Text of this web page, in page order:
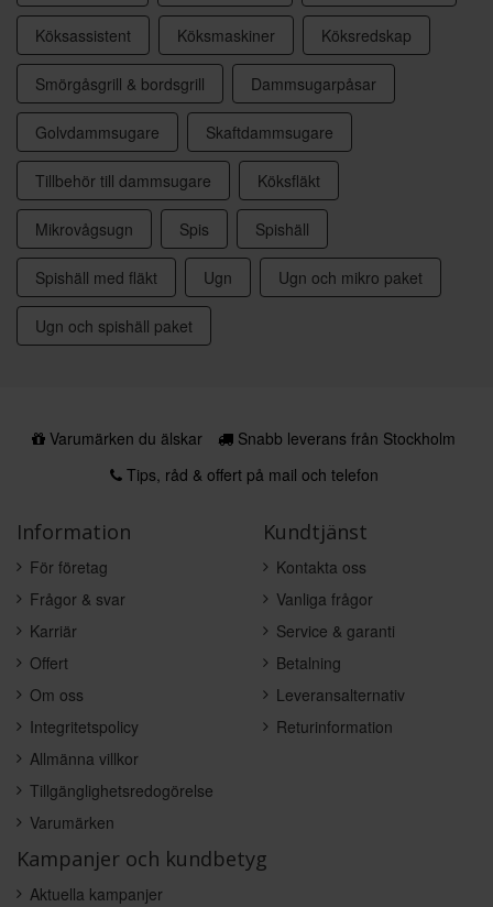
Köksassistent Köksmaskiner Köksredskap
Smörgåsgrill & bordsgrill Dammsugarpåsar
Golvdammsugare Skaftdammsugare
Tillbehör till dammsugare Köksfläkt
Mikrovågsugn Spis Spishäll
Spishäll med fläkt Ugn Ugn och mikro paket
Ugn och spishäll paket
Varumärken du älskar
Snabb leverans från Stockholm
Tips, råd & offert på mail och telefon
Information
För företag
Frågor & svar
Karriär
Offert
Om oss
Integritetspolicy
Allmänna villkor
Tillgänglighetsredogörelse
Varumärken
Kundtjänst
Kontakta oss
Vanliga frågor
Service & garanti
Betalning
Leveransalternativ
Returinformation
Kampanjer och kundbetyg
Aktuella kampanjer